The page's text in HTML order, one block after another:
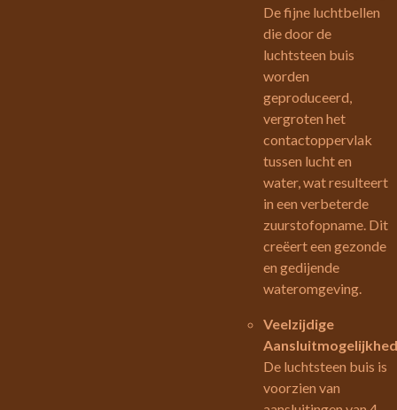
De fijne luchtbellen
die door de
luchtsteen buis
worden
geproduceerd,
vergroten het
contactoppervlak
tussen lucht en
water, wat resulteert
in een verbeterde
zuurstofopname. Dit
creëert een gezonde
en gedijende
wateromgeving.
Veelzijdige
De luchtsteen buis is
voorzien van